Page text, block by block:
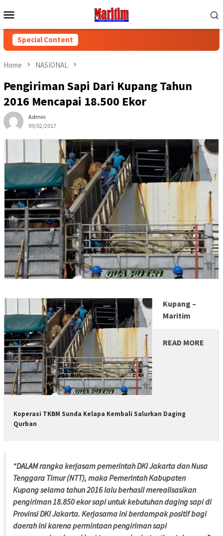
to
Menu
Special Content
Home NASIONAL
Pengiriman Sapi Dari Kupang Tahun
2016 Mencapai 18.500 Ekor
Admin
09/02/2017
Kupang –
Maritim
READ MORE
Koperasi TKBM Sunda Kelapa Kembali Salurkan Daging
Qurban
“DALAM rangka kerjasam pemerintah DKI Jakarta dan Nusa
Tenggara Timur (NTT), maka Pemerintah Kabupaten
Kupang selama tahun 2016 lalu berhasil merealisasikan
pengiriman 18.850 ekor sapi untuk kebutuhan daging sapi di
Provinsi DKI Jakarta. Kerjasama ini berdampak positif bagi
daerah ini karena permintaan pengiriman sapi